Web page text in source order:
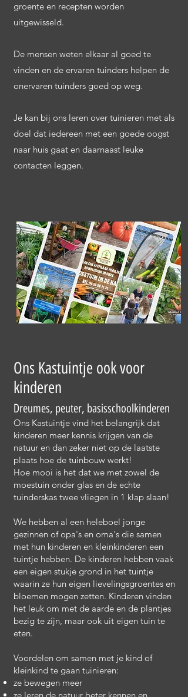
groente en recepten worden
uitgewisseld.
De mensen weten elkaar al goed te
vinden en de ervaren tuinders helpen de
onervaren tuinders goed op weg.
Je kan bij ons leren over tuinieren met als
doel dat iedereen met een goede oogst
naar huis gaat en daarnaast leuke
contacten leggen.
Ons Kastuintje ook voor
kinderen
Dreumes, peuter, basisschoolkinderen
Ons Kastuintje vind het belangrijk dat
kinderen meer kennis krijgen van de
natuur en dan zeker niet op de laatste
plaats hoe de tuinbouw werkt!
Hoe mooi is het dat we met zowel de
moestuin onder glas en de echte
tuinderskas twee vliegen in 1 klap slaan!
We hebben al een heleboel jonge
gezinnen of opa's en oma's die samen
met hun kinderen en kleinkinderen een
tuintje hebben. De kinderen hebben vaak
een eigen stukje grond in het tuintje
waarin ze hun eigen lievelingsgroentes en
bloemen mogen zetten. Kinderen vinden
het leuk om met de aarde en de plantjes
bezig te zijn, maar ook uit eigen tuin te
eten.
Voordelen om samen met je kind of
kleinkind te gaan tuinieren:
ze bewegen meer